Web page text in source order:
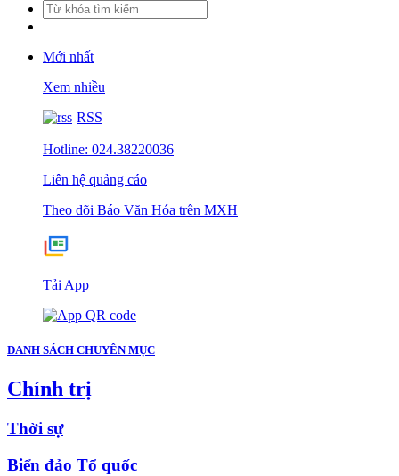
Mới nhất
Xem nhiều
RSS
Hotline: 024.38220036
Liên hệ quảng cáo
Theo dõi Báo Văn Hóa trên MXH
Tải App
DANH SÁCH CHUYÊN MỤC
Chính trị
Thời sự
Biển đảo Tổ quốc